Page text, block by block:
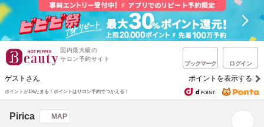
国内最大級の
サロン予約サイト
ブックマーク ログイン
ゲストさん ポイントを表示する
ポイントが1%たまる！ ポイントはサロン予約でつかえる！
Pirica MAP